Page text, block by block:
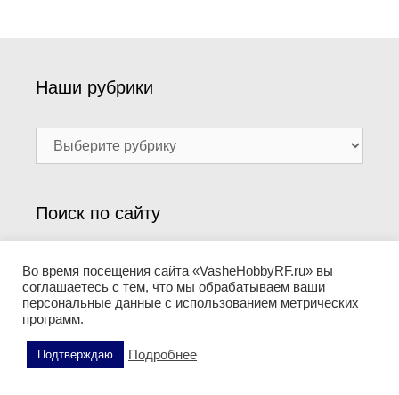
Наши рубрики
Наши
рубрики
Поиск по сайту
Информация
Во время посещения сайта «VasheHobbyRF.ru» вы
соглашаетесь с тем, что мы обрабатываем ваши
персональные данные с использованием метрических
программ.
Подтверждаю Подробнее